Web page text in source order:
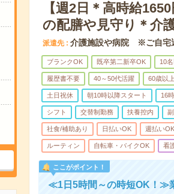
【週2日＊高時給
の配膳や見守り＊介
派遣先 介護施設や病院 ※ご自宅
ブランクOK 既卒第二新卒OK 10
履歴書不要 40～50代活躍 60歳以
土日祝休 朝10時以降スタート 16
シフト 交替制勤務 扶養控内
社食/補助あり 日払いOK 週払いOK
ルーティン 自転車・バイクOK 看
ここがポイント！
≪1日5時間～の時短OK！≫